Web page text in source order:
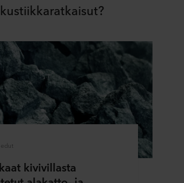
kivivillasta